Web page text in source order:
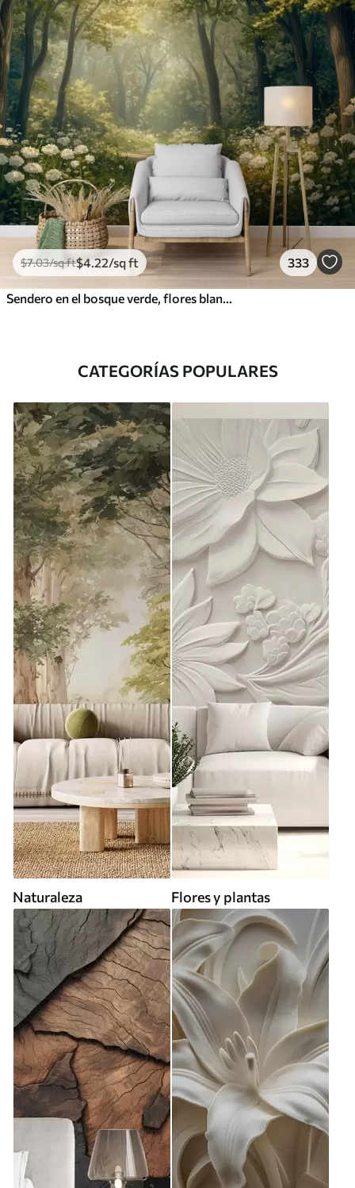
$7.03/sq ft$4.22/sq ft 333
CATEGORÍAS POPULARES
Naturaleza Flores y plantas